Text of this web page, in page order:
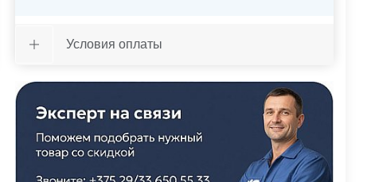
Условия оплаты